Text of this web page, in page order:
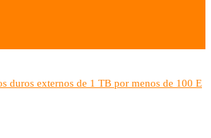
duros externos de 1 TB por menos de 100 E